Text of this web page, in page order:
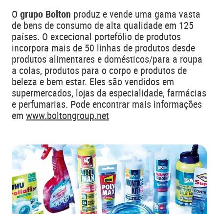
O grupo Bolton produz e vende uma gama vasta
de bens de consumo de alta qualidade em 125
países. O excecional portefólio de produtos
incorpora mais de 50 linhas de produtos desde
produtos alimentares e domésticos/para a roupa
a colas, produtos para o corpo e produtos de
beleza e bem estar. Eles são vendidos em
supermercados, lojas da especialidade, farmácias
e perfumarias. Pode encontrar mais informações
em www.boltongroup.net